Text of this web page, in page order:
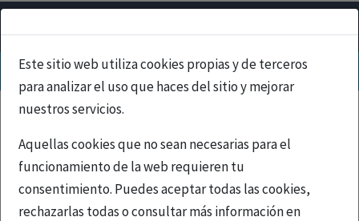
Este sitio web utiliza cookies propias y de terceros
para analizar el uso que haces del sitio y mejorar
nuestros servicios.
Aquellas cookies que no sean necesarias para el
funcionamiento de la web requieren tu
consentimiento. Puedes aceptar todas las cookies,
rechazarlas todas o consultar más información en